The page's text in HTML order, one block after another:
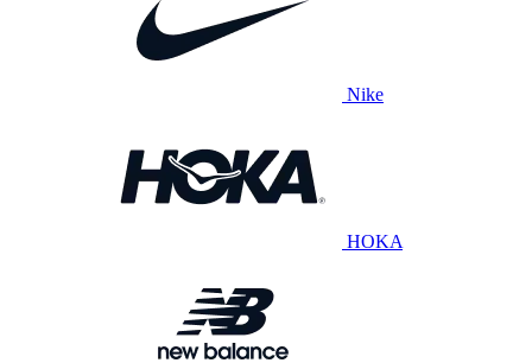
Nike
HOKA